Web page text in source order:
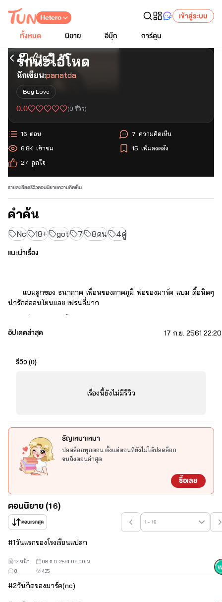
Hetero
เข้าสู่ระบบ
ทั้งหมด
นิยาย อีบุ๊ก การ์ตูน
เริ่มอ่านตอนแรก
รักน่ะไอ้โหด
นักเขียน:panatda
Boy Love
0.0 (0 รีวิว)
ตอน
16
เข้าชม
6.8K
ถูกใจ
27
ความคิดเห็น
7
เพิ่มลงคลัง
15
รายละเอียดรีวิวตอนนิยายความคิดเห็น
คำค้น
Nc 18+ got 7 8คน 4คู่
แนะนำเรื่อง
แบมลูกของ ธนาภาค เพื่อนของภาคภูมิ พ่อของมาร์ค เเบม ดื้อนิดๆ
น่ารักอ่ออนโยนเเละ เฟรนลี่มาก
กัน เวลายิ้มนี่ใจละลาย
"แล้วไหนละเตียงผม..นอนกับกูได้ใช่มั้ย?"
เจบี ฮอตสุดในโรงเรียน ยิ้มทีสาวกรี๊ดเเตก นิสัยคอนข้างเฉยชา โหด
"ตอนเเรกกูก็ว่าถ้าพวกเด็กปี1 มากูจะกลับไปนอนคอนโด เเต่ตอน
นี้กูเปลี่ยนใจละ หึหึ"
เเจ๊คสัน ผู้ชายที่ผู้หญิงหลายๆคนไฝ่ฝัน เป็นนักกีฬา ฟันดาบ ของ
ไม่ได้"กูหลงรักเขาเเล้วว่ะ พวกมึง"
อัปเดตล่าสุด 17 ก.ย. 2561
รีวิว (0)
เรื่องนี้ยังไม่มีรีวิว
ธัญเหมาเหมา
ปลดล็อกทุกตอน ตั้งแต่ตอนที่ยังไม่ได้ปลดล็อก
จนถึงตอนล่าสุด
ซื้อเลย
ตอนนิยาย (16)
ตอนแรกสุด 1 - 16
#1วันเเรกของโรงเรียนแปลก
435
0
12 หน้า 08 ก.ย. 2561 06:00 น.
#2วันกิดของมาร์ค(nc)